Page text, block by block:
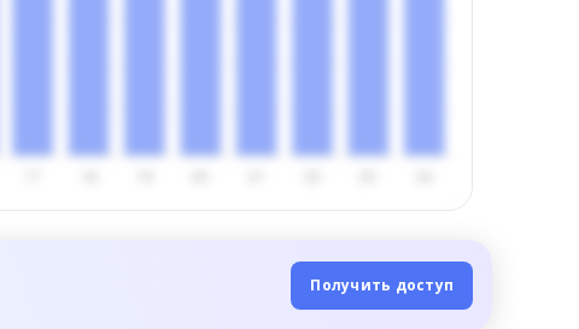
Получить доступ